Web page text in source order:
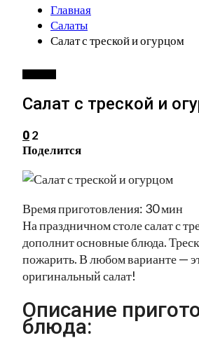
Главная
Салаты
Салат с треской и огурцом
Салат с треской и
0 2
Поделится
Время приготовления: 30 мин
На праздничном столе салат с
дополнит основные блюда.
пожарить. В любом варианте —
оригинальный салат!
Описание
блюда: